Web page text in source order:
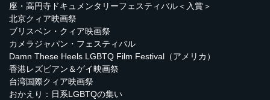
座・高円寺ドキュメンタリーフェスティバル＜入賞＞
北京クィア映画祭
ブリスベン・クィア映画祭
カメラジャパン・フェスティバル
Damn These Heels LGBTQ Film Festival（アメリカ）
香港レズビアン＆ゲイ映画祭
台湾国際クィア映画祭
おかえり：日系LGBTQの集い